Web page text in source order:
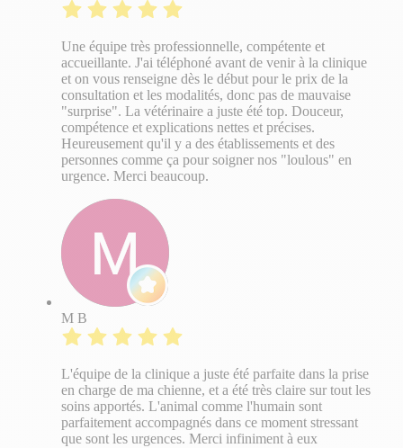
Une équipe très professionnelle, compétente et
accueillante. J'ai téléphoné avant de venir à la clinique
et on vous renseigne dès le début pour le prix de la
consultation et les modalités, donc pas de mauvaise
"surprise". La vétérinaire a juste été top. Douceur,
compétence et explications nettes et précises.
Heureusement qu'il y a des établissements et des
personnes comme ça pour soigner nos "loulous" en
urgence. Merci beaucoup.
M B
L'équipe de la clinique a juste été parfaite dans la prise
en charge de ma chienne, et a été très claire sur tout les
soins apportés. L'animal comme l'humain sont
parfaitement accompagnés dans ce moment stressant
que sont les urgences. Merci infiniment à eux